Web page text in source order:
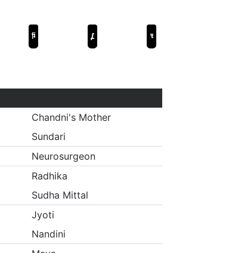
Chandni's Mother
Sundari
Neurosurgeon
Radhika
Sudha Mittal
Jyoti
Nandini